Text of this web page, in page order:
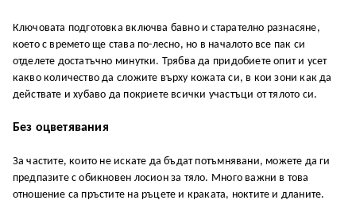
Ключовата подготовка включва бавно и старателно разнасяне,
което с времето ще става по-лесно, но в началото все пак си
отделете достатъчно минутки. Трябва да придобиете опит и усет
какво количество да сложите върху кожата си, в кои зони как да
действате и хубаво да покриете всички участъци от тялото си.
Без оцветявания
За частите, които не искате да бъдат потъмнявани, можете да ги
предпазите с обикновен лосион за тяло. Много важни в това
отношение са пръстите на ръцете и краката, ноктите и дланите.